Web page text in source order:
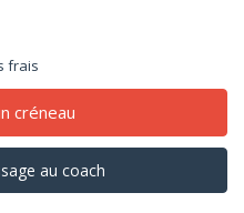
frais
créneau
au coach